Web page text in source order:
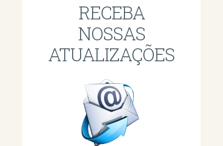
RECEBA
NOSSAS
ATUALIZAÇÕES